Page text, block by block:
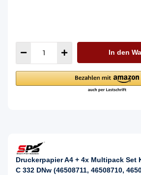
In den
Druckerpapier A4 + 4x Multipack Set
C 332 DNw (46508711, 46508710,